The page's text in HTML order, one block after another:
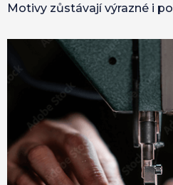
Motivy zůstávají výrazné i